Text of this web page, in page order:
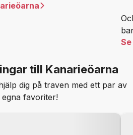
till Kanarieöarna
dig på traven med ett par av
favoriter!